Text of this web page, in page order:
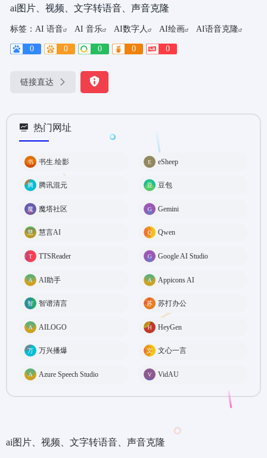
ai图片、视频、文字转语音、声音克隆
标签： AI 语音 AI 音乐 AI数字人 AI绘画 AI语音克隆
0 0 0 0 0
链接直达
热门网址
书生.绘影 eSheep
腾讯混元 豆包
魔塔社区 Gemini
慧言AI Qwen
TTSReader Google AI Studio
AI助手 Appicons AI
智谱清言 苏打办公
AILOGO HeyGen
万兴播爆 文心一言
Azure Speech Studio VidAU
ai图片、视频、文字转语音、声音克隆